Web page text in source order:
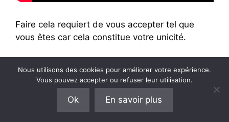
Faire cela requiert de vous accepter tel que
vous êtes car cela constitue votre unicité.
revanche soyez imparfaitement vrai !
Vos clients sont fatigués de voir toujours les
mêmes comportements standardisés.
Nous utilisons des cookies pour améliorer votre expérience.
Vous pouvez accepter ou refuser leur utilisation.
Ok En savoir plus